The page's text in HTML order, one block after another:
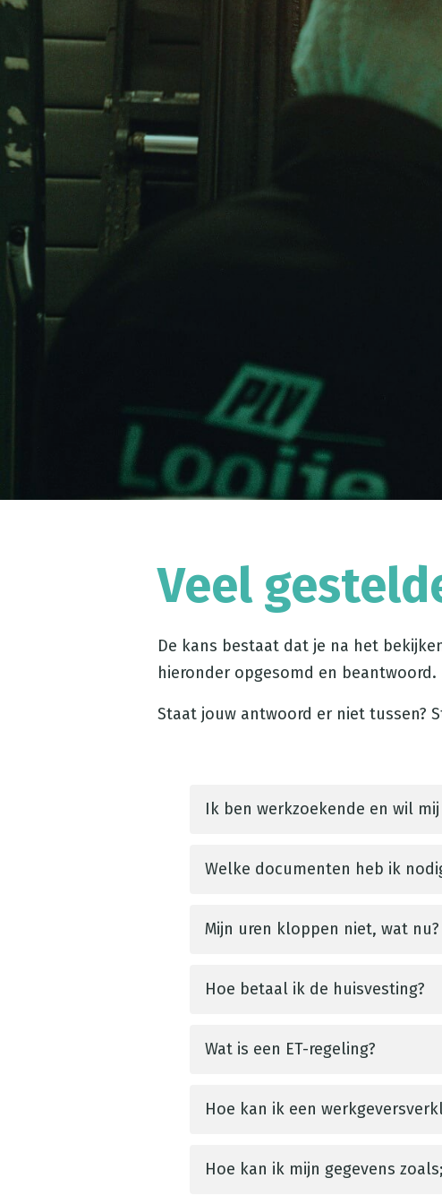
Veel
De kans bestaat dat je na het
hieronder opgesomd en beantwoord.
Staat jouw antwoord er niet tussen?
Ik ben werkzoekende en wil
Welke documenten heb ik
Mijn uren kloppen niet, wat nu?
Hoe betaal ik de huisvesting?
Wat is een ET-regeling?
Hoe kan ik een
Hoe kan ik mijn gegevens